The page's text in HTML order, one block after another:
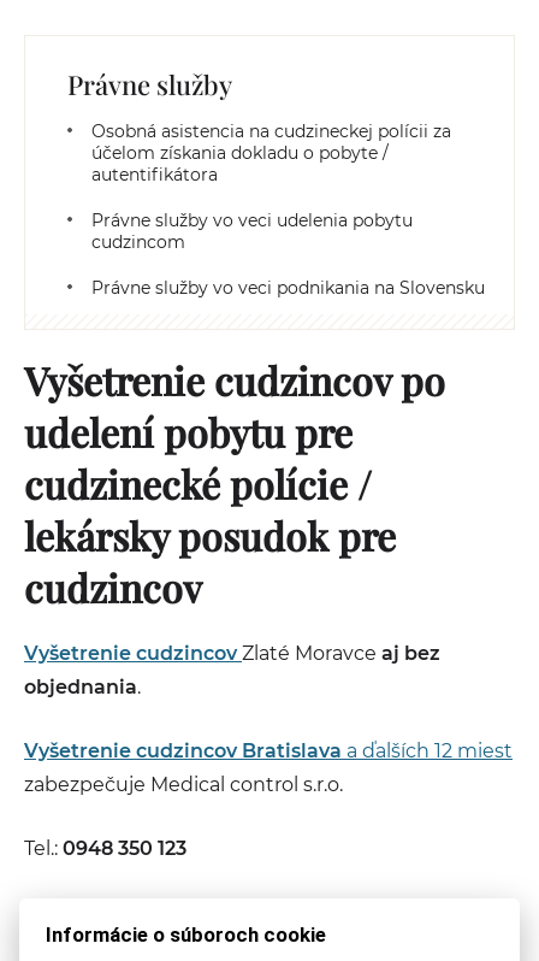
Právne služby
Osobná asistencia na cudzineckej polícii za
účelom získania dokladu o pobyte /
autentifikátora
Právne služby vo veci udelenia pobytu
cudzincom
Právne služby vo veci podnikania na Slovensku
Vyšetrenie cudzincov po
udelení pobytu pre
cudzinecké polície /
lekársky posudok pre
cudzincov
Vyšetrenie cudzincovZlaté Moravce aj bez
objednania.
Vyšetrenie cudzincov Bratislava a ďalších 12 miest
zabezpečuje Medical control s.r.o.
Tel.: 0948 350 123
ZDIEĽAJTE NA:
Informácie o súboroch cookie